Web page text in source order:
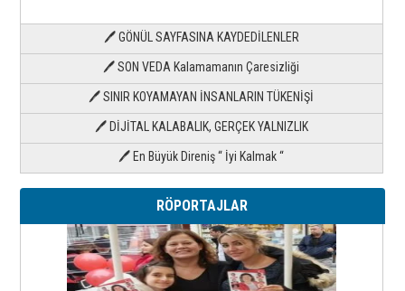
🖊 GÖNÜL SAYFASINA KAYDEDİLENLER
🖊 SON VEDA Kalamamanın Çaresizliği
🖊 SINIR KOYAMAYAN İNSANLARIN TÜKENİŞİ
🖊 DİJİTAL KALABALIK, GERÇEK YALNIZLIK
🖊 En Büyük Direniş “ İyi Kalmak “
RÖPORTAJLAR